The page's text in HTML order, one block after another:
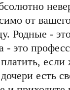
от
Родные -
- это
есть